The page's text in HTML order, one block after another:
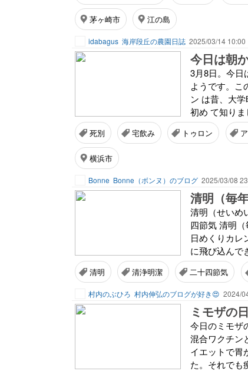
茅ヶ崎市 江の島
idabagus 海岸段丘の農園日誌 2025/03/14 10:00
3月8日。今日
ようです。こ
ン は昔、大
初め て知り
死別 宅飲み トゥロン
横浜市
Bonne Bonne（ボンヌ）のブログ 2025/03/08
清明（毎
清明（せいめ
四節気 清明
日めくりカレ
に飛び込んで
清明 清浄明潔 二十四節気
村内のぶひろ 村内伸弘のブログが好き😍 2024/
ミモザの
今日のミモザ
混合ワクチン
イエットで胃
た。それでも